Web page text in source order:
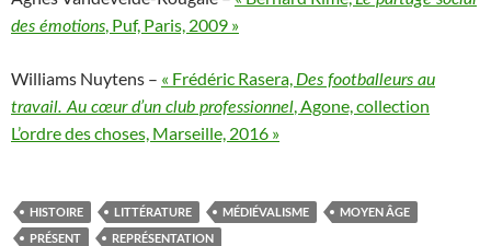
des émotions, Puf, Paris, 2009 »
Williams Nuytens – « Frédéric Rasera, Des footballeurs au
travail. Au cœur d’un club professionnel, Agone, collection
L’ordre des choses, Marseille, 2016 »
HISTOIRE LITTÉRATURE MÉDIÉVALISME
MOYEN ÂGE
PRÉSENT
REPRÉSENTATION